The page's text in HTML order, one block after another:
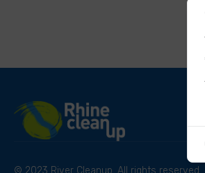
© 2023 River Cleanup. All rights reserved.